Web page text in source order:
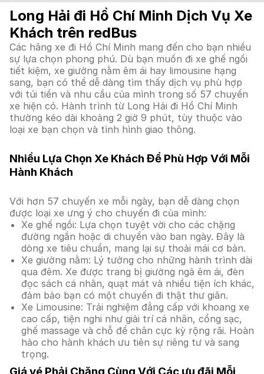
Long Hải đi Hồ Chí Minh Dịch Vụ Xe
Khách trên redBus
Các hãng xe đi Hồ Chí Minh mang đến cho bạn nhiều
sự lựa chọn phong phú. Dù bạn muốn đi xe ghế ngồi
tiết kiệm, xe giường nằm êm ái hay limousine hạng
sang, bạn có thể dễ dàng tìm thấy dịch vụ phù hợp
với túi tiền và nhu cầu của mình trong số 57 chuyến
xe hiện có. Hành trình từ Long Hải đi Hồ Chí Minh
thường kéo dài khoảng 2 giờ 9 phút, tùy thuộc vào
loại xe bạn chọn và tình hình giao thông.
Nhiều Lựa Chọn Xe Khách Để Phù Hợp Với Mỗi
Hành Khách
Với hơn 57 chuyến xe mỗi ngày, bạn dễ dàng chọn
được loại xe ưng ý cho chuyến đi của mình:
Xe ghế ngồi: Lựa chọn tuyệt vời cho các chặng
đường ngắn hoặc di chuyển vào ban ngày. Đây là
dòng xe tiêu chuẩn, mang lại sự thoải mái cơ bản.
Xe giường nằm: Lý tưởng cho những hành trình dài
qua đêm. Xe được trang bị giường ngả êm ái, đèn
đọc sách cá nhân, quạt mát và nhiều tiện ích khác,
đảm bảo bạn có một chuyến đi thật thư giãn.
Xe Limousine: Trải nghiệm đẳng cấp với khoang xe
cao cấp, tiện nghi như giải trí cá nhân, cổng sạc,
ghế massage và chỗ để chân cực kỳ rộng rãi. Hoàn
hảo cho hành khách ưu tiên sự riêng tư và sang
trọng.